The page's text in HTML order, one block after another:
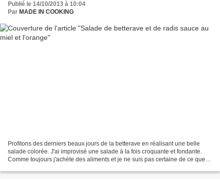
Publié le 14/10/2013 à 10:04
Par MADE IN COOKING
Profitons des derniers beaux jours de la betterave en réalisant une belle
salade colorée. J'ai improvisé une salade à la fois croquante et fondante.
Comme toujours j'achète des aliments et je ne suis pas certaine de ce que je